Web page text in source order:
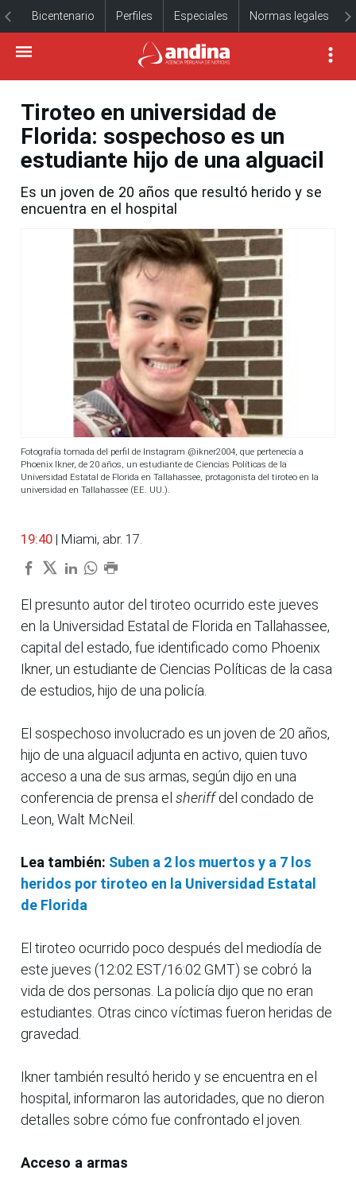
Bicentenario Perfiles Especiales Normas legales
Tiroteo en universidad de
Florida: sospechoso es un
estudiante hijo de una alguacil
Es un joven de 20 años que resultó herido y se
encuentra en el hospital
Fotografía tomada del perfil de Instagram @ikner2004, que pertenecía a
Phoenix Ikner, de 20 años, un estudiante de Ciencias Políticas de la
Universidad Estatal de Florida en Tallahassee, protagonista del tiroteo en la
universidad en Tallahassee (EE. UU.).
19:40 | Miami, abr. 17.
El presunto autor del tiroteo ocurrido este jueves
en la Universidad Estatal de Florida en Tallahassee,
capital del estado, fue identificado como Phoenix
Ikner, un estudiante de Ciencias Políticas de la casa
de estudios, hijo de una policía.
El sospechoso involucrado es un joven de 20 años,
hijo de una alguacil adjunta en activo, quien tuvo
acceso a una de sus armas, según dijo en una
conferencia de prensa el sheriffdel condado de
Leon, Walt McNeil.
Lea también: Suben a 2 los muertos y a 7 los
heridos por tiroteo en la Universidad Estatal
de Florida
El tiroteo ocurrido poco después del mediodía de
este jueves (12:02 EST/16:02 GMT) se cobró la
vida de dos personas. La policía dijo que no eran
estudiantes. Otras cinco víctimas fueron heridas de
gravedad.
Ikner también resultó herido y se encuentra en el
hospital, informaron las autoridades, que no dieron
detalles sobre cómo fue confrontado el joven.
Acceso a armas